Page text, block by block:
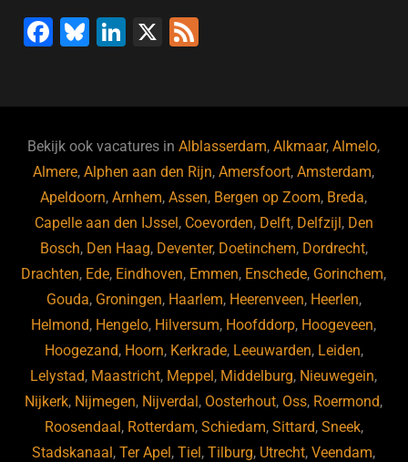
F
b
o
o
k
Bl
ky
Li
dI
n
X
Bekijk ook vacatures inAlblasserdam,Alkmaar,Almelo,
Almere,Alphen aan den Rijn,Amersfoort,Amsterdam,
Apeldoorn,Arnhem,Assen, Bergen op Zoom, Breda,
Capelle aan den IJssel , Coevorden, Delft, Delfzijl , Den
Bosch, Den Haag, Deventer, Doetinchem, Dordrecht,
Drachten, Ede, Eindhoven, Emmen, Enschede, Gorinchem,
Gouda, Groningen, Haarlem, Heerenveen, Heerlen,
Helmond, Hengelo, Hilversum, Hoofddorp, Hoogeveen,
Hoogezand, Hoorn, Kerkrade, Leeuwarden, Leiden,
Lelystad, Maastricht, Meppel , Middelburg, Nieuwegein,
Nijkerk, Nijmegen, Nijverdal , Oosterhout, Oss, Roermond,
Roosendaal , Rotterdam, Schiedam, Sittard, Sneek,
Stadskanaal ,Ter Apel ,Tiel ,Tilburg, Utrecht,Veendam,